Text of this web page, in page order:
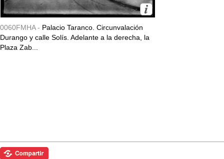
0060FMHA - Palacio Taranco. Circunvalación
Durango y calle Solís. Adelante a la derecha, la
Plaza Zab...